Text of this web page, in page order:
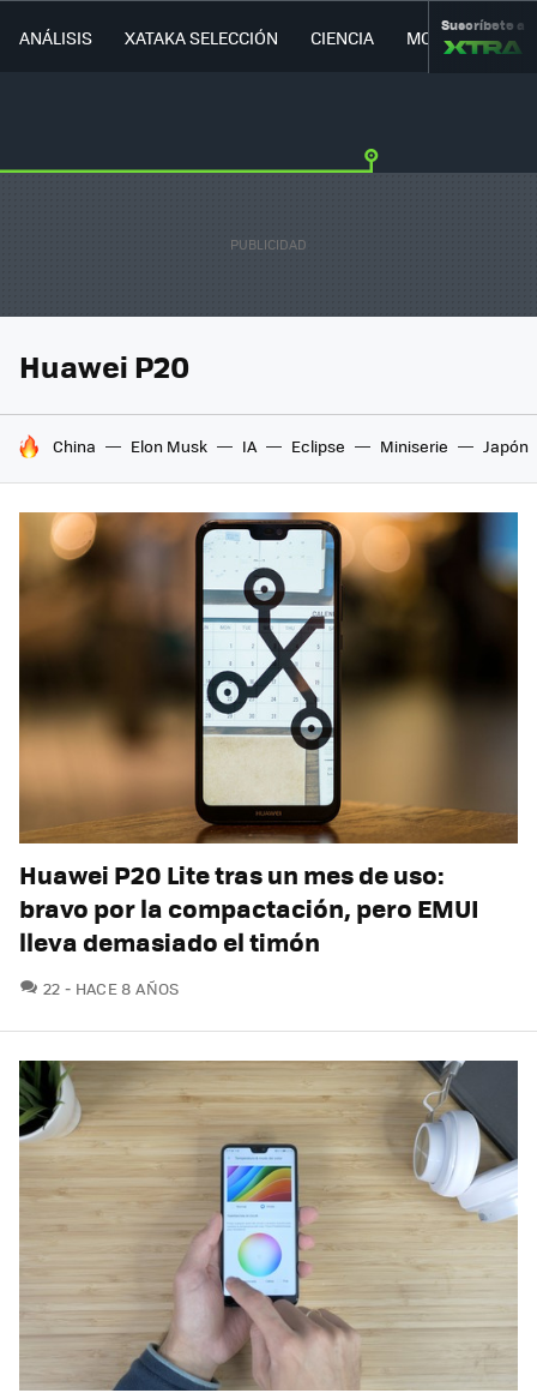
ANÁLISIS XATAKA SELECCIÓN CIENCIA MOVILIDAD
Suscríbete a
Huawei P20
HOY SE HABLA DE
China Elon Musk IA Eclipse Miniserie Japón
Huawei P20 Lite tras un mes de uso:
bravo por la compactación, pero EMUI
lleva demasiado el timón
22 COMENTARIOS
HACE 8 AÑOS